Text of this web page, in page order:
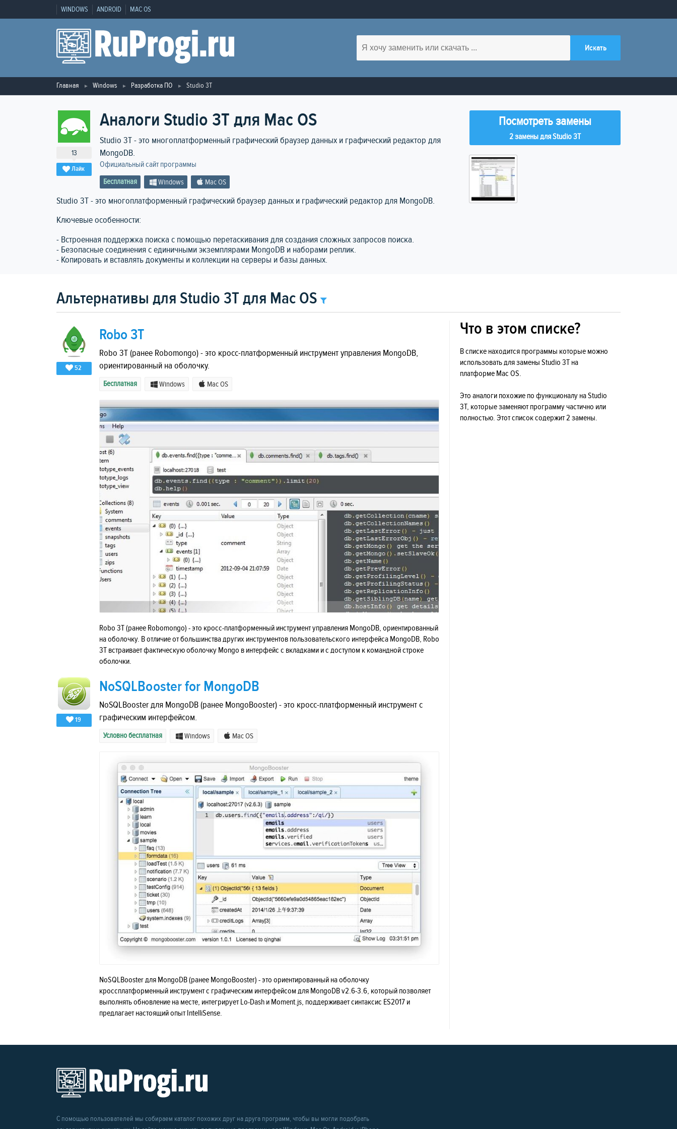
WINDOWS ANDROID MAC OS
Главная Windows Разработка ПО Studio 3T
13
Лайк
Аналоги Studio 3T для Mac OS
Studio 3T - это многоплатформенный графический браузер данных и графический редактор для
MongoDB.
Официальный сайт программы
Бесплатная Windows Mac OS
Посмотреть замены
2 замены для Studio 3T
Studio 3T - это многоплатформенный графический браузер данных и графический редактор для MongoDB.
Ключевые особенности:
- Встроенная поддержка поиска с помощью перетаскивания для создания сложных запросов поиска.
- Безопасные соединения с единичными экземплярами MongoDB и наборами реплик.
- Копировать и вставлять документы и коллекции на серверы и базы данных.
Альтернативы для Studio 3T для Mac OS
52
Robo 3T
Robo 3T (ранее Robomongo) - это кросс-платформенный инструмент управления MongoDB,
ориентированный на оболочку.
Бесплатная Windows Mac OS
Robo 3T (ранее Robomongo) - это кросс-платформенный инструмент управления MongoDB, ориентированный
на оболочку. В отличие от большинства других инструментов пользовательского интерфейса MongoDB, Robo
3T встраивает фактическую оболочку Mongo в интерфейс с вкладками и с доступом к командной строке
оболочки.
19
NoSQLBooster for MongoDB
NoSQLBooster для MongoDB (ранее MongoBooster) - это кросс-платформенный инструмент с
графическим интерфейсом.
Условно бесплатная Windows Mac OS
NoSQLBooster для MongoDB (ранее MongoBooster) - это ориентированный на оболочку
кроссплатформенный инструмент с графическим интерфейсом для MongoDB v2.6-3.6, который позволяет
выполнять обновление на месте, интегрирует Lo-Dash и Moment.js, поддерживает синтаксис ES2017 и
предлагает настоящий опыт IntelliSense.
Что в этом списке?
В списке находится программы которые можно
использовать для замены Studio 3T на
платформе Mac OS.
Это аналоги похожие по функционалу на Studio
3T, которые заменяют программу частично или
полностью. Этот список содержит 2 замены.
С помощью пользователей мы собираем каталог похожих друг на друга программ, чтобы вы могли подобрать